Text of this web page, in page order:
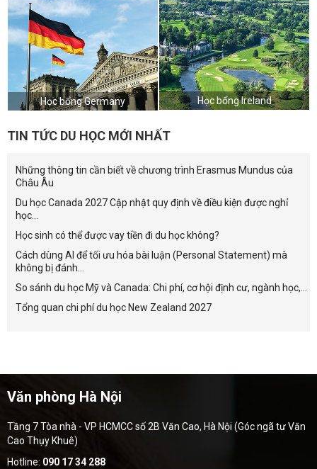
Học bổng Germany Học bổng Ireland
TIN TỨC DU HỌC MỚI NHẤT
Những thông tin cần biết về chương trình Erasmus Mundus của
Châu Âu
Du học Canada 2027 Cập nhật quy định về điều kiện được nghỉ
học...
Học sinh có thể được vay tiền đi du học không?
Cách dùng AI để tối ưu hóa bài luận (Personal Statement) mà
không bị đánh...
So sánh du học Mỹ và Canada: Chi phí, cơ hội định cư, ngành học,...
Tổng quan chi phí du học New Zealand 2027
Văn phòng Hà Nội
Tầng 7 Tòa nhà - VP HCMCC số 2B Văn Cao, Hà Nội (Góc ngã tư Văn
Cao Thụy Khuê)
Hotline: 090 17 34 288